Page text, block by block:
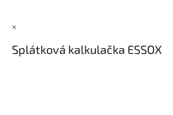
×
Splátková kalkulačka ESSOX